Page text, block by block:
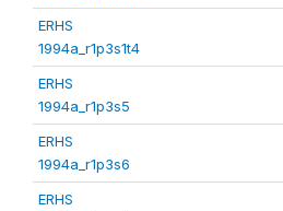
ERHS
1994a_r1p3s1t4
ERHS
1994a_r1p3s5
ERHS
1994a_r1p3s6
ERHS